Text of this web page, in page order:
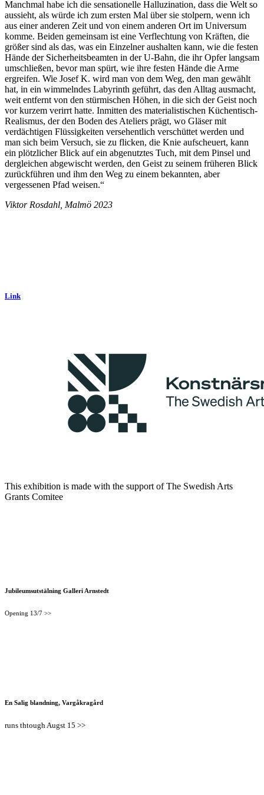
Manchmal habe ich die sensationelle Halluzination, dass die Welt so
aussieht, als würde ich zum ersten Mal über sie stolpern, wenn ich
aus einer anderen Zeit und von einem anderen Ort im Universum
komme. Beiden gemeinsam ist eine Verflechtung von Kräften, die
größer sind als das, was ein Einzelner aushalten kann, wie die festen
Hände der Sicherheitsbeamten in der U-Bahn, die ihr Opfer langsam
umschließen, bevor man spürt, wie ihre festen Hände die Arme
ergreifen. Wie Josef K. wird man von dem Weg, den man gewählt
hat, in ein wimmelndes Labyrinth geführt, das den Alltag ausmacht,
weit entfernt von den stürmischen Höhen, in die sich der Geist noch
vor kurzem verirrt hatte. Inmitten des materialistischen Küchentisch-
Realismus, der den Boden des Ateliers prägt, wo Gläser mit
verdächtigen Flüssigkeiten versehentlich verschüttet werden und
man sich beim Versuch, sie zu flicken, die Knie aufscheuert, kann
ein plötzlicher Blick auf ein abgenutztes Tuch, mit dem Pinsel und
dergleichen abgewischt werden, den Geist zu seinem früheren Blick
zurückführen und ihm den Weg zu einem bekannten, aber
vergessenen Pfad weisen.“
Viktor Rosdahl, Malmö 2023
Link
This exhibition is made with the support of The Swedish Arts
Grants Comitee
Jubileumsutstälning Galleri Arnstedt
Opening 13/7 >>
En Salig blandning, Vargåkragård
runs thtough Augst 15 >>